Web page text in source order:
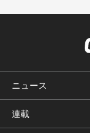
ニュース
連載